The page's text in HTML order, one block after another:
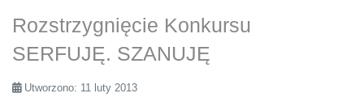
Rozstrzygnięcie Konkursu
SERFUJĘ. SZANUJĘ
Utworzono: 11 luty 2013